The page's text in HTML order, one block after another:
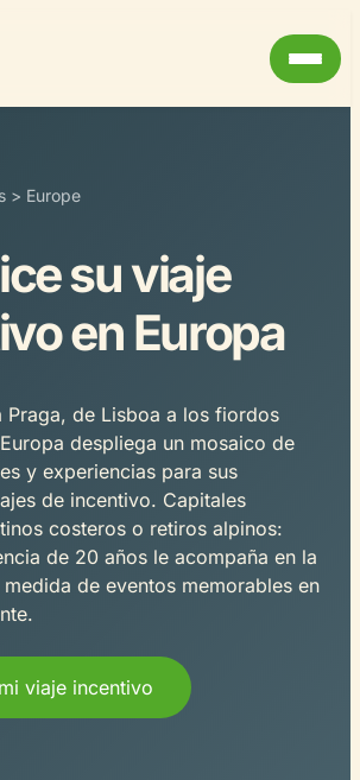
> Europe
su viaje
en Europa
Praga, de Lisboa a los fiordos
despliega un mosaico de
y experiencias para sus
de incentivo. Capitales
costeros o retiros alpinos:
de 20 años le acompaña en la
de eventos memorables en
viaje incentivo